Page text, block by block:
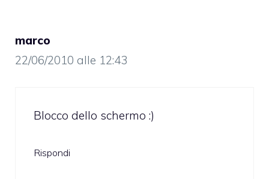
marco
22/06/2010 alle 12:43
Blocco dello schermo :)
Rispondi